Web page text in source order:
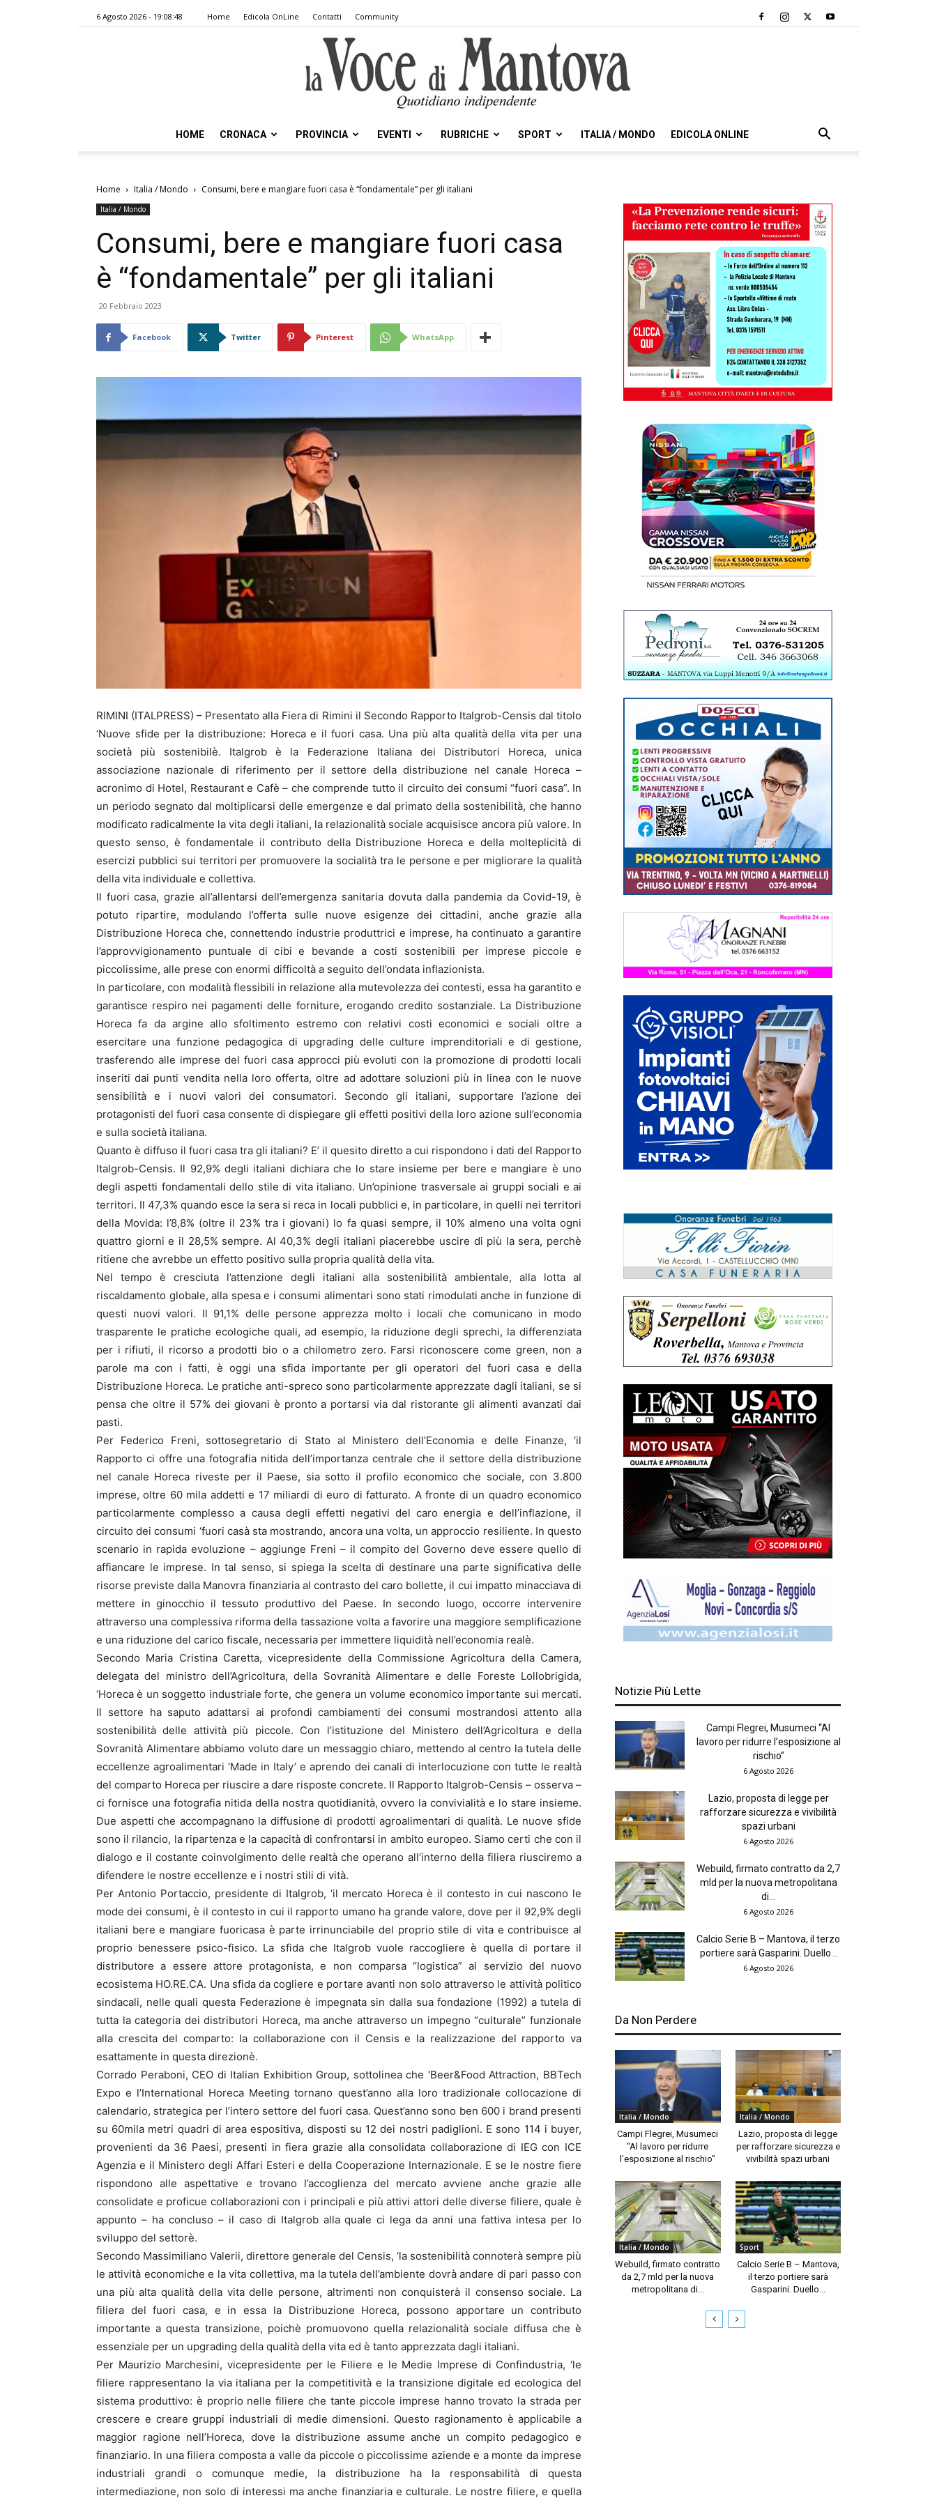
6 Agosto 2026 - 19:08:48 Home Edicola OnLine Contatti Community
Voce
HOME CRONACA PROVINCIA EVENTI RUBRICHE SPORT ITALIA / MONDO EDICOLA ONLINE
Home Italia / Mondo Consumi, bere e mangiare fuori casa è “fondamentale” per gli italiani
Italia / Mondo
Consumi, bere e mangiare fuori casa
è “fondamentale” per gli italiani
20 Febbraio 2023
Facebook Twitter Pinterest WhatsApp
RIMINI (ITALPRESS) – Presentato alla Fiera di Rimini il Secondo Rapporto Italgrob-Censis dal titolo
‘Nuove sfide per la distribuzione: Horeca e il fuori casa. Una più alta qualità della vita per una
società più sostenibilè. Italgrob è la Federazione Italiana dei Distributori Horeca, unica
associazione nazionale di riferimento per il settore della distribuzione nel canale Horeca –
acronimo di Hotel, Restaurant e Cafè – che comprende tutto il circuito dei consumi “fuori casa”. In
un periodo segnato dal moltiplicarsi delle emergenze e dal primato della sostenibilità, che hanno
modificato radicalmente la vita degli italiani, la relazionalità sociale acquisisce ancora più valore. In
questo senso, è fondamentale il contributo della Distribuzione Horeca e della molteplicità di
esercizi pubblici sui territori per promuovere la socialità tra le persone e per migliorare la qualità
della vita individuale e collettiva.
Il fuori casa, grazie all’allentarsi dell’emergenza sanitaria dovuta dalla pandemia da Covid-19, è
potuto ripartire, modulando l’offerta sulle nuove esigenze dei cittadini, anche grazie alla
Distribuzione Horeca che, connettendo industrie produttrici e imprese, ha continuato a garantire
l’approvvigionamento puntuale di cibi e bevande a costi sostenibili per imprese piccole e
piccolissime, alle prese con enormi difficoltà a seguito dell’ondata inflazionista.
In particolare, con modalità flessibili in relazione alla mutevolezza dei contesti, essa ha garantito e
garantisce respiro nei pagamenti delle forniture, erogando credito sostanziale. La Distribuzione
Horeca fa da argine allo sfoltimento estremo con relativi costi economici e sociali oltre a
esercitare una funzione pedagogica di upgrading delle culture imprenditoriali e di gestione,
trasferendo alle imprese del fuori casa approcci più evoluti con la promozione di prodotti locali
inseriti dai punti vendita nella loro offerta, oltre ad adottare soluzioni più in linea con le nuove
sensibilità e i nuovi valori dei consumatori. Secondo gli italiani, supportare l’azione dei
protagonisti del fuori casa consente di dispiegare gli effetti positivi della loro azione sull’economia
e sulla società italiana.
Quanto è diffuso il fuori casa tra gli italiani? E’ il quesito diretto a cui rispondono i dati del Rapporto
Italgrob-Censis. Il 92,9% degli italiani dichiara che lo stare insieme per bere e mangiare è uno
degli aspetti fondamentali dello stile di vita italiano. Un’opinione trasversale ai gruppi sociali e ai
territori. Il 47,3% quando esce la sera si reca in locali pubblici e, in particolare, in quelli nei territori
della Movida: l’8,8% (oltre il 23% tra i giovani) lo fa quasi sempre, il 10% almeno una volta ogni
quattro giorni e il 28,5% sempre. Al 40,3% degli italiani piacerebbe uscire di più la sera, perchè
ritiene che avrebbe un effetto positivo sulla propria qualità della vita.
Nel tempo è cresciuta l’attenzione degli italiani alla sostenibilità ambientale, alla lotta al
riscaldamento globale, alla spesa e i consumi alimentari sono stati rimodulati anche in funzione di
questi nuovi valori. Il 91,1% delle persone apprezza molto i locali che comunicano in modo
trasparente le pratiche ecologiche quali, ad esempio, la riduzione degli sprechi, la differenziata
per i rifiuti, il ricorso a prodotti bio o a chilometro zero. Farsi riconoscere come green, non a
parole ma con i fatti, è oggi una sfida importante per gli operatori del fuori casa e della
Distribuzione Horeca. Le pratiche anti-spreco sono particolarmente apprezzate dagli italiani, se si
pensa che oltre il 57% dei giovani è pronto a portarsi via dal ristorante gli alimenti avanzati dai
pasti.
Per Federico Freni, sottosegretario di Stato al Ministero dell’Economia e delle Finanze, ‘il
Rapporto ci offre una fotografia nitida dell’importanza centrale che il settore della distribuzione
nel canale Horeca riveste per il Paese, sia sotto il profilo economico che sociale, con 3.800
imprese, oltre 60 mila addetti e 17 miliardi di euro di fatturato. A fronte di un quadro economico
particolarmente complesso a causa degli effetti negativi del caro energia e dell’inflazione, il
circuito dei consumi ‘fuori casà sta mostrando, ancora una volta, un approccio resiliente. In questo
scenario in rapida evoluzione – aggiunge Freni – il compito del Governo deve essere quello di
affiancare le imprese. In tal senso, si spiega la scelta di destinare una parte significativa delle
risorse previste dalla Manovra finanziaria al contrasto del caro bollette, il cui impatto minacciava di
mettere in ginocchio il tessuto produttivo del Paese. In secondo luogo, occorre intervenire
attraverso una complessiva riforma della tassazione volta a favorire una maggiore semplificazione
e una riduzione del carico fiscale, necessaria per immettere liquidità nell’economia realè.
Secondo Maria Cristina Caretta, vicepresidente della Commissione Agricoltura della Camera,
delegata del ministro dell’Agricoltura, della Sovranità Alimentare e delle Foreste Lollobrigida,
‘Horeca è un soggetto industriale forte, che genera un volume economico importante sui mercati.
Il settore ha saputo adattarsi ai profondi cambiamenti dei consumi mostrandosi attento alla
sostenibilità delle attività più piccole. Con l’istituzione del Ministero dell’Agricoltura e della
Sovranità Alimentare abbiamo voluto dare un messaggio chiaro, mettendo al centro la tutela delle
eccellenze agroalimentari ‘Made in Italy’ e aprendo dei canali di interlocuzione con tutte le realtà
del comparto Horeca per riuscire a dare risposte concrete. Il Rapporto Italgrob-Censis – osserva –
ci fornisce una fotografia nitida della nostra quotidianità, ovvero la convivialità e lo stare insieme.
Due aspetti che accompagnano la diffusione di prodotti agroalimentari di qualità. Le nuove sfide
sono il rilancio, la ripartenza e la capacità di confrontarsi in ambito europeo. Siamo certi che con il
dialogo e il costante coinvolgimento delle realtà che operano all’interno della filiera riusciremo a
difendere le nostre eccellenze e i nostri stili di vità.
Per Antonio Portaccio, presidente di Italgrob, ‘il mercato Horeca è il contesto in cui nascono le
mode dei consumi, è il contesto in cui il rapporto umano ha grande valore, dove per il 92,9% degli
italiani bere e mangiare fuoricasa è parte irrinunciabile del proprio stile di vita e contribuisce al
proprio benessere psico-fisico. La sfida che Italgrob vuole raccogliere è quella di portare il
distributore a essere attore protagonista, e non comparsa “logistica” al servizio del nuovo
ecosistema HO.RE.CA. Una sfida da cogliere e portare avanti non solo attraverso le attività politico
sindacali, nelle quali questa Federazione è impegnata sin dalla sua fondazione (1992) a tutela di
tutta la categoria dei distributori Horeca, ma anche attraverso un impegno “culturale” funzionale
alla crescita del comparto: la collaborazione con il Censis e la realizzazione del rapporto va
esattamente in questa direzionè.
Corrado Peraboni, CEO di Italian Exhibition Group, sottolinea che ‘Beer&Food Attraction, BBTech
Expo e l’International Horeca Meeting tornano quest’anno alla loro tradizionale collocazione di
calendario, strategica per l’intero settore del fuori casa. Quest’anno sono ben 600 i brand presenti
su 60mila metri quadri di area espositiva, disposti su 12 dei nostri padiglioni. E sono 114 i buyer,
provenienti da 36 Paesi, presenti in fiera grazie alla consolidata collaborazione di IEG con ICE
Agenzia e il Ministero degli Affari Esteri e della Cooperazione Internazionale. E se le nostre fiere
rispondono alle aspettative e trovano l’accoglienza del mercato avviene anche grazie alle
consolidate e proficue collaborazioni con i principali e più attivi attori delle diverse filiere, quale è
appunto – ha concluso – il caso di Italgrob alla quale ci lega da anni una fattiva intesa per lo
sviluppo del settorè.
Secondo Massimiliano Valerii, direttore generale del Censis, ‘la sostenibilità connoterà sempre più
le attività economiche e la vita collettiva, ma la tutela dell’ambiente dovrà andare di pari passo con
una più alta qualità della vita delle persone, altrimenti non conquisterà il consenso sociale. La
filiera del fuori casa, e in essa la Distribuzione Horeca, possono apportare un contributo
importante a questa transizione, poichè promuovono quella relazionalità sociale diffusa che è
essenziale per un upgrading della qualità della vita ed è tanto apprezzata dagli italianì.
Per Maurizio Marchesini, vicepresidente per le Filiere e le Medie Imprese di Confindustria, ‘le
filiere rappresentano la via italiana per la competitività e la transizione digitale ed ecologica del
sistema produttivo: è proprio nelle filiere che tante piccole imprese hanno trovato la strada per
crescere e creare gruppi industriali di medie dimensioni. Questo ragionamento è applicabile a
maggior ragione nell’Horeca, dove la distribuzione assume anche un compito pedagogico e
finanziario. In una filiera composta a valle da piccole o piccolissime aziende e a monte da imprese
industriali grandi o comunque medie, la distribuzione ha la responsabilità di questa
intermediazione, non solo di interessi ma anche finanziaria e culturale. Le nostre filiere, e quella
Notizie Più Lette
Campi Flegrei, Musumeci “Al
lavoro per ridurre l’esposizione al
rischio”
6 Agosto 2026
Lazio, proposta di legge per
rafforzare sicurezza e vivibilità
spazi urbani
6 Agosto 2026
Webuild, firmato contratto da 2,7
mld per la nuova metropolitana
di...
6 Agosto 2026
Calcio Serie B – Mantova, il terzo
portiere sarà Gasparini. Duello...
6 Agosto 2026
Da Non Perdere
Italia / Mondo
Campi Flegrei, Musumeci
“Al lavoro per ridurre
l’esposizione al rischio”
Italia / Mondo
Lazio, proposta di legge
per rafforzare sicurezza e
vivibilità spazi urbani
Italia / Mondo
Webuild, firmato contratto
da 2,7 mld per la nuova
metropolitana di...
Sport
Calcio Serie B – Mantova,
il terzo portiere sarà
Gasparini. Duello...